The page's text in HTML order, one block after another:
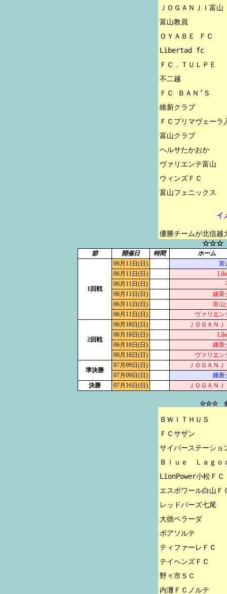
ＪＯＧＡＮＪＩ富山
富山教員
ＯＹＡＢＥ ＦＣ
Libertad fc
ＦＣ．ＴＵＬＰＥ
不二越
ＦＣ ＢＡＮ’Ｓ
維新クラブ
ＦＣプリマヴェーラ
富山クラブ
ヘルサたかおか
ヴァリエンテ富山
ウィンズＦＣ
イ
優勝チームが北信越
☆☆☆
節 開催日 時間 ホーム
1回戦
06月11日(日)
富
06月11日(日)
06月11日(日)
06月11日(日)
維新
06月11日(日)
富山
06月11日(日)
ヴァリエン
2回戦
06月18日(日)
ＪＯＧＡＮＪ
06月18日(日)
06月18日(日)
維新
06月18日(日)
ヴァリエン
準決勝
07月09日(日)
ＪＯＧＡＮＪ
07月09日(日)
維新
決勝
07月16日(日) ＪＯＧＡＮＪ
☆☆☆ 全
ＢＷＩＴＨＵＳ
ＦＣサザン
サイバーステーショ
Ｂｌｕｅ　Ｌａｇｏ
LionPower小松ＦＣ
エスポワール白山Ｆ
レッドバーズ七尾
大徳ペラーダ
ボアソルテ
ティファーレＦＣ
テイヘンズＦＣ
野々市ＳＣ
内灘ＦＣノルテ